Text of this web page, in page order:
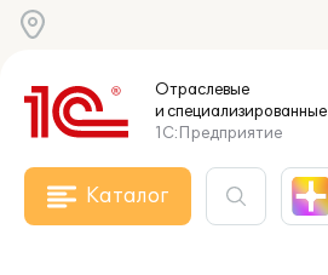
Отраслевые
и специализированные
1С:Предприятие
Каталог